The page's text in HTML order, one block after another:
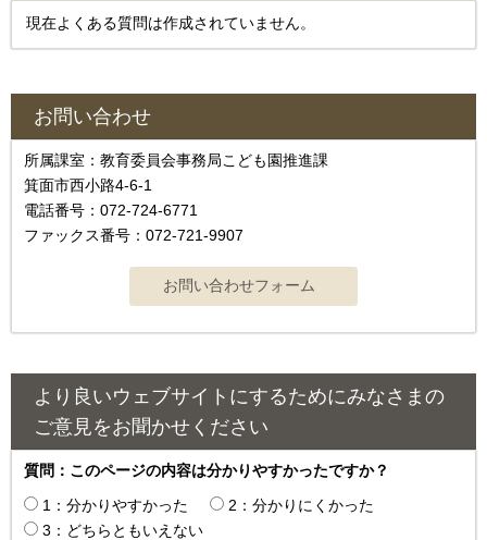
現在よくある質問は作成されていません。
お問い合わせ
所属課室：教育委員会事務局こども園推進課
箕面市西小路4-6-1
電話番号：072-724-6771
ファックス番号：072-721-9907
より良いウェブサイトにするためにみなさまの
ご意見をお聞かせください
質問：このページの内容は分かりやすかったですか？
1：分かりやすかった
2：分かりにくかった
3：どちらともいえない